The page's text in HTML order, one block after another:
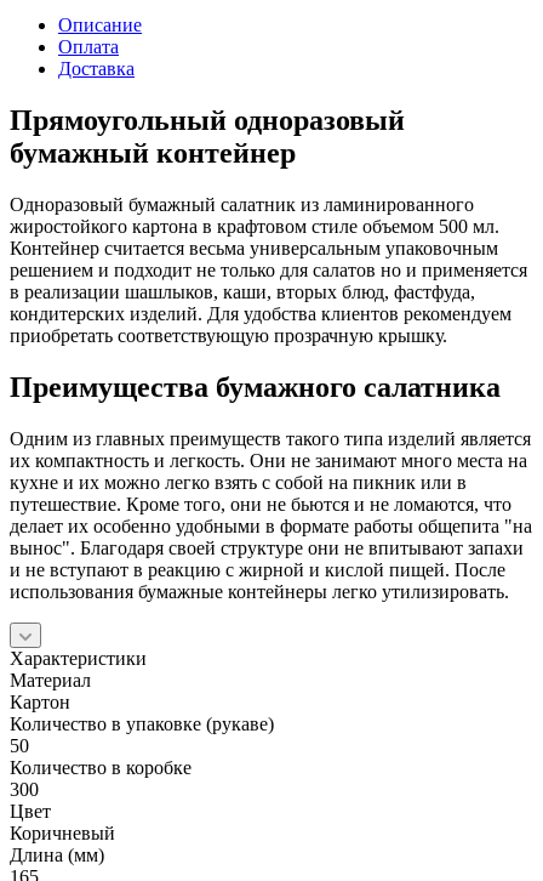
Описание
Оплата
Доставка
Прямоугольный одноразовый
бумажный контейнер
Одноразовый бумажный салатник из ламинированного
жиростойкого картона в крафтовом стиле объемом 500 мл.
Контейнер считается весьма универсальным упаковочным
решением и подходит не только для салатов но и применяется
в реализации шашлыков, каши, вторых блюд, фастфуда,
кондитерских изделий. Для удобства клиентов рекомендуем
приобретать соответствующую прозрачную крышку.
Преимущества бумажного салатника
Одним из главных преимуществ такого типа изделий является
их компактность и легкость. Они не занимают много места на
кухне и их можно легко взять с собой на пикник или в
путешествие. Кроме того, они не бьются и не ломаются, что
делает их особенно удобными в формате работы общепита "на
вынос". Благодаря своей структуре они не впитывают запахи
и не вступают в реакцию с жирной и кислой пищей. После
использования бумажные контейнеры легко утилизировать.
Характеристики
Материал
Картон
Количество в упаковке (рукаве)
50
Количество в коробке
300
Цвет
Коричневый
Длина (мм)
165